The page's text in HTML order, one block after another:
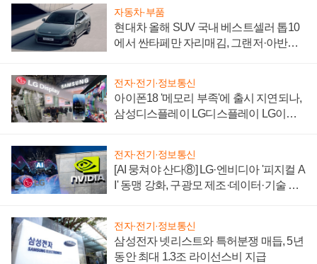
자동차·부품
현대차 올해 SUV 국내 베스트셀러 톱10
에서 싼타페만 자리매김, 그랜저·아반떼
전자·전기·정보통신
아이폰18 '메모리 부족'에 출시 지연되나,
삼성디스플레이 LG디스플레이 LG이노
전자·전기·정보통신
[AI 뭉쳐야 산다⑧] LG·엔비디아 '피지컬 A
I' 동맹 강화, 구광모 제조·데이터·기술 결
전자·전기·정보통신
삼성전자 넷리스트와 특허분쟁 매듭, 5년
동안 최대 1.3조 라이선스비 지급